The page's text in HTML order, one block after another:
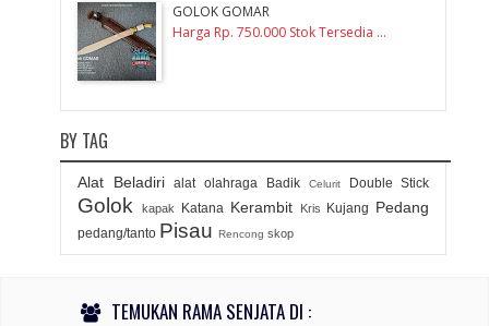
GOLOK GOMAR
Harga Rp. 750.000 Stok Tersedia ...
BY TAG
Alat Beladiri alat olahraga Badik Celurit Double Stick
Golok kapak Katana Kerambit Kris Kujang Pedang
pedang/tanto Pisau Rencong skop
TEMUKAN RAMA SENJATA DI :